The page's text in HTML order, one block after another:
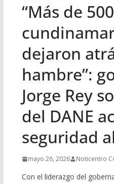
“Más de
dejaron
hambre”:
Jorge Rey
del DANE
seguridad
mayo 26, 2026 Noticentro
Con el liderazgo del